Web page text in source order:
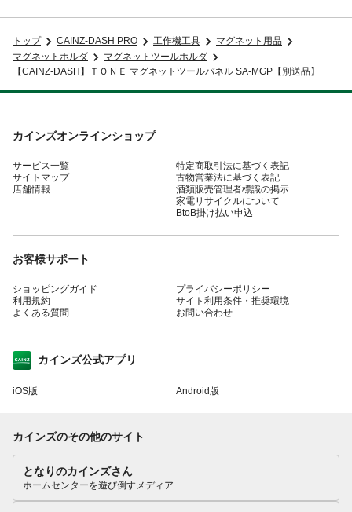
トップ CAINZ-DASH PRO 工作機工具
マグネット用品
マグネットホルダ
マグネットツールホルダ
【CAINZ-DASH】ＴＯＮＥ マグネットツールパネル SA-MGP【別送品】
カインズオンラインショップ
サービス一覧
サイトマップ
店舗情報
特定商取引法に基づく表記
古物営業法に基づく表記
酒類販売管理者標識の掲示
家電リサイクルについて
BtoB掛け払い申込
お客様サポート
ショッピングガイド
利用規約
よくある質問
プライバシーポリシー
サイト利用条件・推奨環境
お問い合わせ
カインズ公式アプリ
iOS版 Android版
カインズのその他のサイト
となりのカインズさん
ホームセンターを遊び倒すメディア